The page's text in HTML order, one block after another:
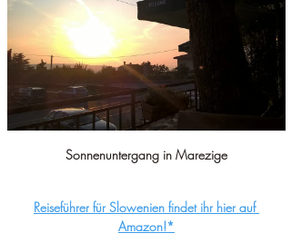
Sonnenuntergang in Marezige
Reiseführer für Slowenien findet ihr hier auf
Amazon!*